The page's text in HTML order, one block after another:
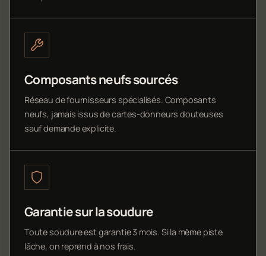
Composants neufs sourcés
Réseau de fournisseurs spécialisés. Composants
neufs, jamais issus de cartes-donneurs douteuses
sauf demande explicite.
Garantie sur la soudure
Toute soudure est garantie 3 mois. Si la même piste
lâche, on reprend à nos frais.